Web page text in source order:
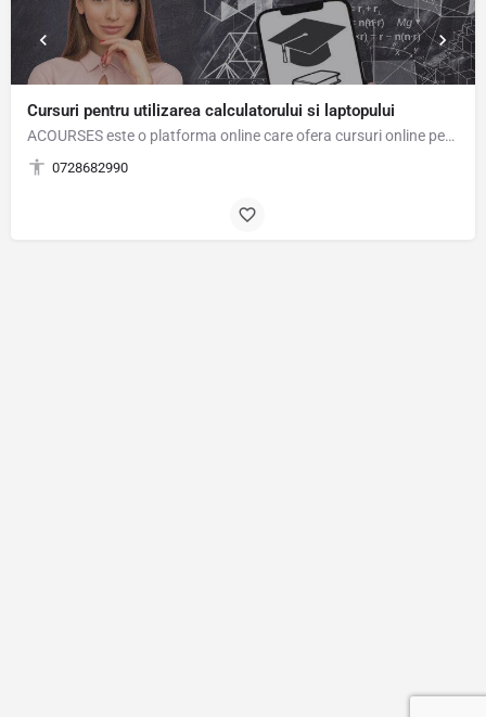
Cursuri pentru utilizarea calculatorului si laptopului
ACOURSES este o platforma online care ofera cursuri online pentru utilizarea calculatorului si…
0728682990